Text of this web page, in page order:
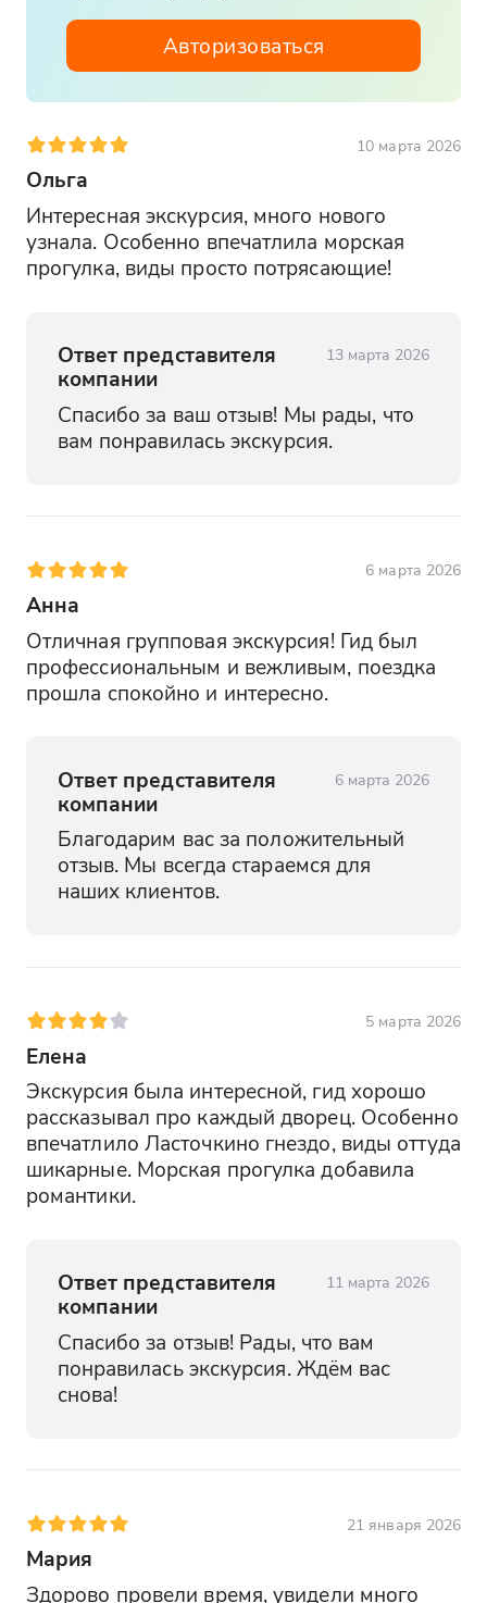
Авторизоваться
10 марта 2026
Ольга
Интересная экскурсия, много нового
узнала. Особенно впечатлила морская
прогулка, виды просто потрясающие!
Ответ представителя
компании
13 марта 2026
Спасибо за ваш отзыв! Мы рады, что
вам понравилась экскурсия.
6 марта 2026
Анна
Отличная групповая экскурсия! Гид был
профессиональным и вежливым, поездка
прошла спокойно и интересно.
Ответ представителя
компании
6 марта 2026
Благодарим вас за положительный
отзыв. Мы всегда стараемся для
наших клиентов.
5 марта 2026
Елена
Экскурсия была интересной, гид хорошо
рассказывал про каждый дворец. Особенно
впечатлило Ласточкино гнездо, виды оттуда
шикарные. Морская прогулка добавила
романтики.
Ответ представителя
компании
11 марта 2026
Спасибо за отзыв! Рады, что вам
понравилась экскурсия. Ждём вас
снова!
21 января 2026
Мария
Здорово провели время, увидели много